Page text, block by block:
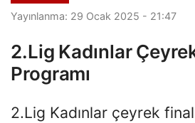
Yayınlanma: 29 Ocak 2025 - 21:47
2.Lig Kadınlar
Programı
2.Lig Kadınlar çeyrek